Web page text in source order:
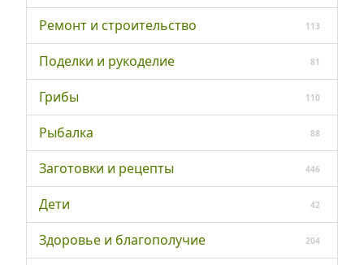
Ремонт и строительство 113
Поделки и рукоделие 81
Грибы 110
Рыбалка 88
Заготовки и рецепты 446
Дети 42
Здоровье и благополучие 204